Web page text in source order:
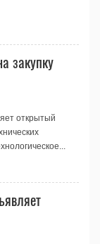
закупку
открытый